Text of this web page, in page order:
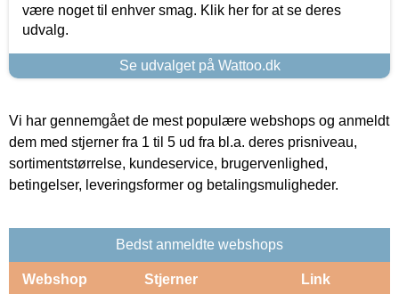
være noget til enhver smag. Klik her for at se deres
udvalg.
Se udvalget på Wattoo.dk
Vi har gennemgået de mest populære webshops og anmeldt
dem med stjerner fra 1 til 5 ud fra bl.a. deres prisniveau,
sortimentstørrelse, kundeservice, brugervenlighed,
betingelser, leveringsformer og betalingsmuligheder.
Bedst anmeldte webshops
Webshop Stjerner Link